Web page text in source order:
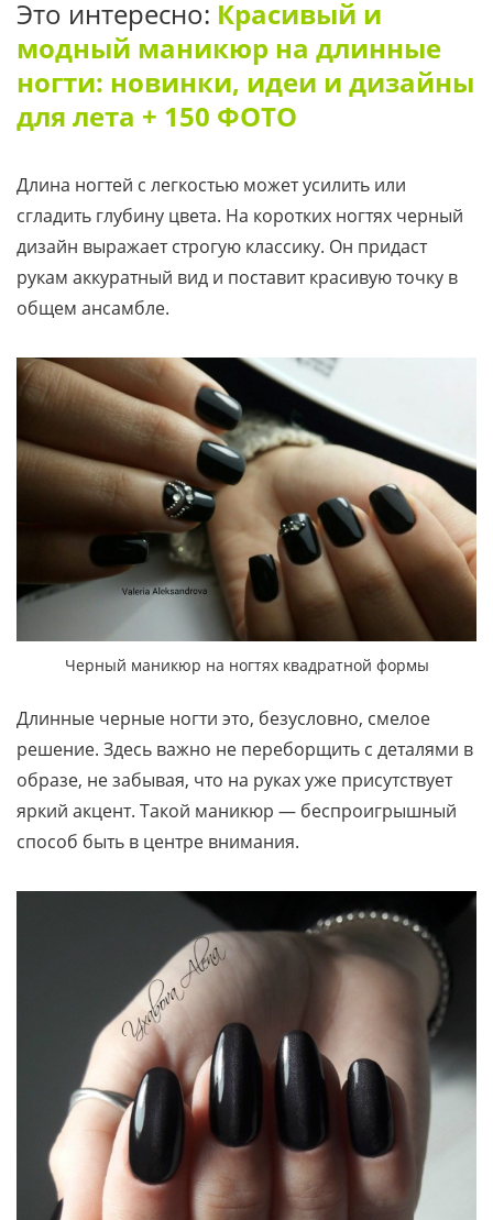
Это интересно: Красивый и
модный маникюр на длинные
ногти: новинки, идеи и дизайны
для лета + 150 ФОТО
Длина ногтей с легкостью может усилить или
сгладить глубину цвета. На коротких ногтях черный
дизайн выражает строгую классику. Он придаст
рукам аккуратный вид и поставит красивую точку в
общем ансамбле.
Черный маникюр на ногтях квадратной формы
Длинные черные ногти это, безусловно, смелое
решение. Здесь важно не переборщить с деталями в
образе, не забывая, что на руках уже присутствует
яркий акцент. Такой маникюр — беспроигрышный
способ быть в центре внимания.